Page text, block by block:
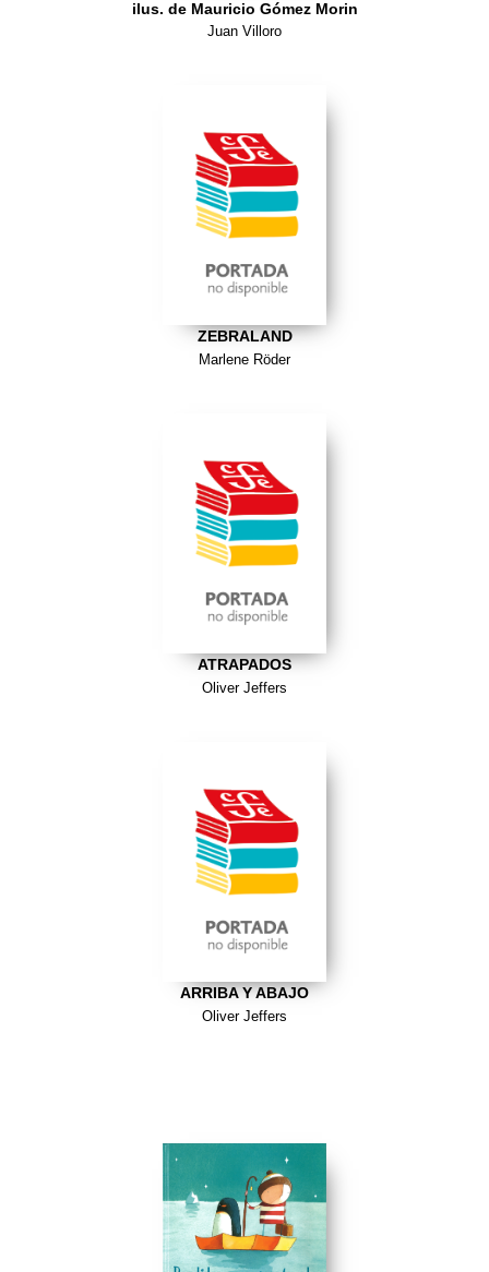
ilus. de Mauricio Gómez Morin
Juan Villoro
ZEBRALAND
Marlene Röder
ATRAPADOS
Oliver Jeffers
ARRIBA Y ABAJO
Oliver Jeffers